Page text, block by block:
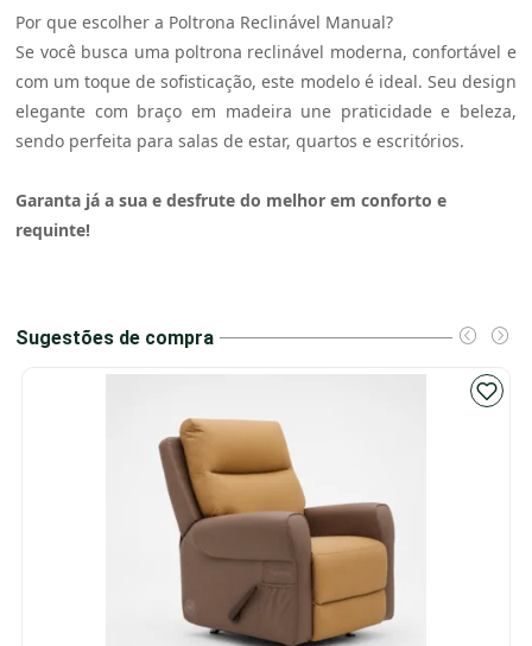
Por que escolher a Poltrona Reclinável Manual?
Se você busca uma poltrona reclinável moderna, confortável e
com um toque de sofisticação, este modelo é ideal. Seu design
elegante com braço em madeira une praticidade e beleza,
sendo perfeita para salas de estar, quartos e escritórios.
Garanta já a sua e desfrute do melhor em conforto e
requinte!
Sugestões de compra